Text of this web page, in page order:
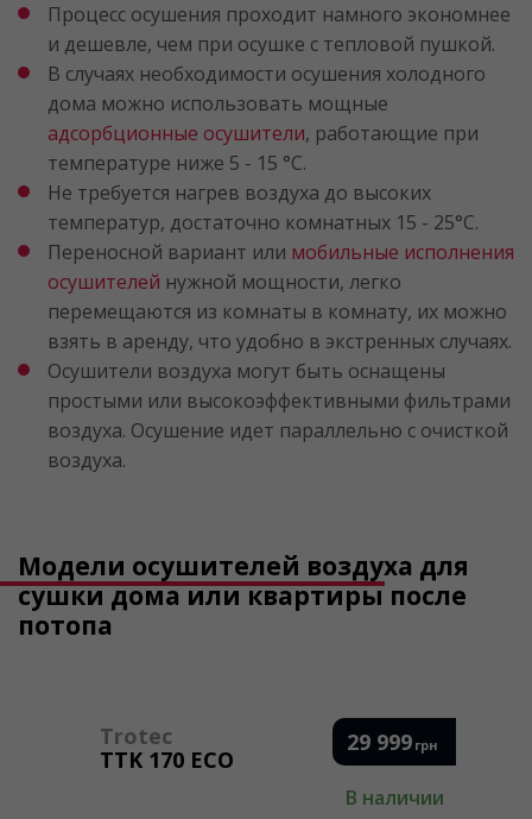
Процесс осушения проходит намного экономнее
и дешевле, чем при осушке с тепловой пушкой.
В случаях необходимости осушения холодного
дома можно использовать мощные
адсорбционные осушители, работающие при
температуре ниже 5 - 15 °C.
Не требуется нагрев воздуха до высоких
температур, достаточно комнатных 15 - 25°C.
Переносной вариант или мобильные исполнения
осушителей нужной мощности, легко
перемещаются из комнаты в комнату, их можно
взять в аренду, что удобно в экстренных случаях.
Осушители воздуха могут быть оснащены
простыми или высокоэффективными фильтрами
воздуха. Осушение идет параллельно с очисткой
воздуха.
Модели осушителей воздуха для
сушки дома или квартиры после
потопа
29 999 грн
В наличии
Trotec
TTK 170 ECO